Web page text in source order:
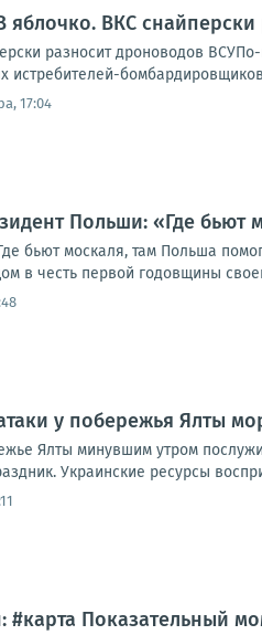
яблочко. ВКС
разносит дроноводов
истребителей-
17:04
Польши: «Где бьют
бьют москаля, там Польша
в честь первой годовщины
у побережья Ялты
Ялты минувшим утром
Украинские ресурсы
#карта Показательный